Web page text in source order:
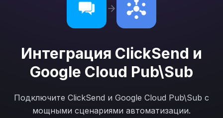
Интеграция ClickSend и
Google Cloud Pub\Sub
Подключите ClickSend и Google Cloud Pub\Sub с
мощными сценариями автоматизации.